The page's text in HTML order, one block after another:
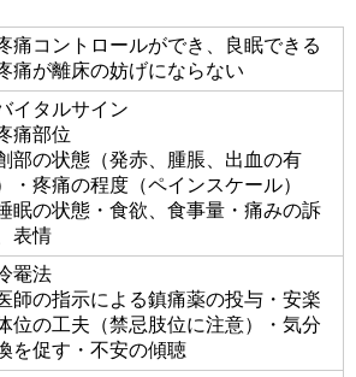
痛コントロールができ、良眠できる
痛が離床の妨げにならない
イタルサイン
痛部位
部の状態（発赤、腫脹、出血の有
・疼痛の程度（ペインスケール）
眠の状態・食欲、食事量・痛みの訴
表情
罨法
師の指示による鎮痛薬の投与・安楽
位の工夫（禁忌肢位に注意）・気分
を促す・不安の傾聴